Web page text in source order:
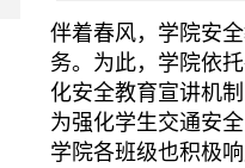
伴着春风，学院安
务。为此，学院依
化安全教育宣讲机
为强化学生交通安
学院各班级也积极